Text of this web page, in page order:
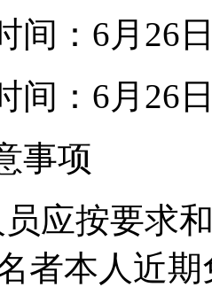
间：6月26
间：6月26
事项
应按要求
者本人近